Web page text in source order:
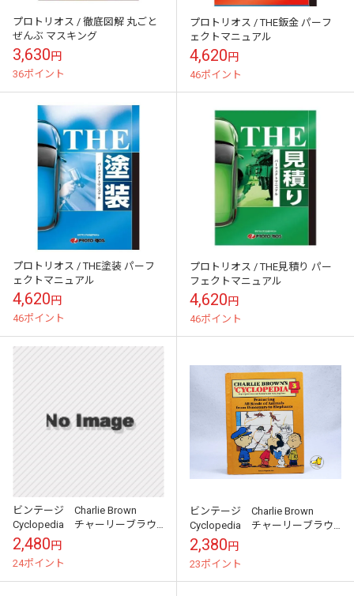
プロトリオス / 徹底図解 丸ごと
ぜんぶ マスキング
3,630円
36ポイント
プロトリオス / THE鈑金 パーフ
ェクトマニュアル
4,620円
46ポイント
プロトリオス / THE塗装 パーフ
ェクトマニュアル
4,620円
46ポイント
プロトリオス / THE見積り パー
フェクトマニュアル
4,620円
46ポイント
ビンテージ Charlie Brown
Cyclopedia チャーリーブラウ
2,480円
24ポイント
ビンテージ Charlie Brown
Cyclopedia チャーリーブラウ
2,380円
23ポイント